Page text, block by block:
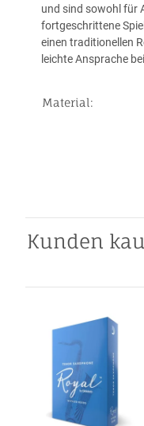
und sind sowohl für
fortgeschrittene
einen traditionellen
leichte Ansprache
Wert
Material:
Kunden